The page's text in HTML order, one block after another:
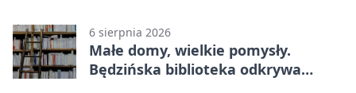
6 sierpnia 2026
Małe domy, wielkie pomysły.
Będzińska biblioteka odkrywa